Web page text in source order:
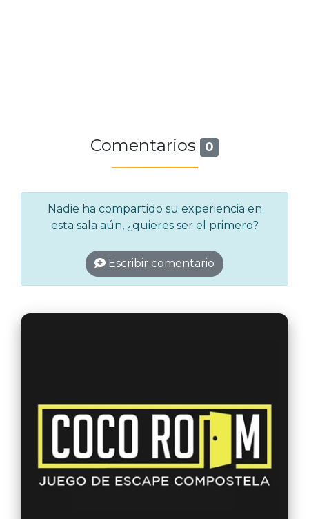
Comentarios 0
Nadie ha compartido su experiencia en
esta sala aún, ¿quieres ser el primero?
Escribir comentario